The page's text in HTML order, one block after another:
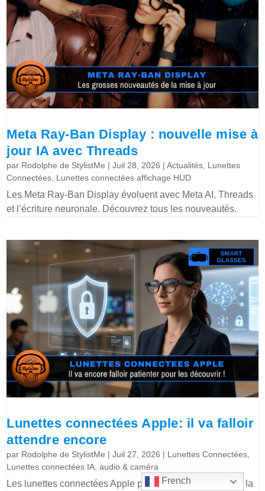
Meta Ray-Ban Display : nouvelle mise à
jour IA avec Threads
par Rodolphe de StylistMe |Juil 28, 2026 |Actualités, Lunettes
Connectées, Lunettes connectées affichage HUD
Les Meta Ray-Ban Display évoluent avec Meta AI, Threads
et l’écriture neuronale. Découvrez tous les nouveautés.
Lunettes connectées Apple: il va falloir
attendre encore
par Rodolphe de StylistMe |Juil 27, 2026 | Lunettes Connectées,
Lunettes connectées IA, audio & caméra
Les lunettes connectées Apple pour 2027 retardées pour la
French